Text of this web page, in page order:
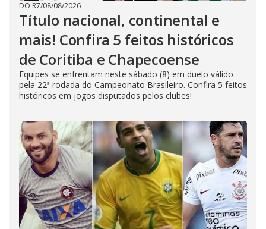
DO R7/08/08/2026
Título nacional, continental e
mais! Confira 5 feitos históricos
de Coritiba e Chapecoense
Equipes se enfrentam neste sábado (8) em duelo válido
pela 22ª rodada do Campeonato Brasileiro. Confira 5 feitos
históricos em jogos disputados pelos clubes!